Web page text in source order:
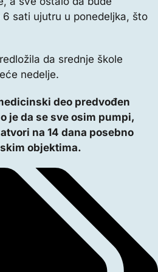
sati ujutru u ponedeljka, što
da srednje škole
nedelje.
deo predvođen
je da se sve osim pumpi,
na 14 dana posebno
objektima.